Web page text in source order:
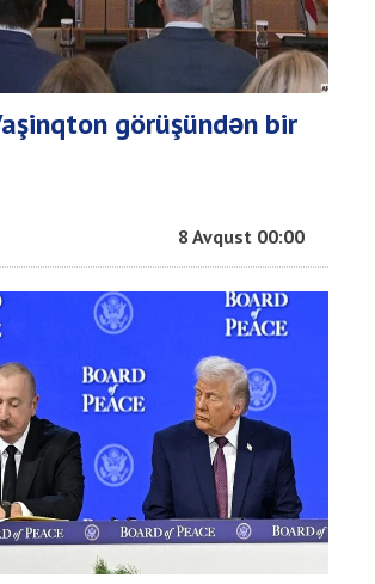
görüşündən bir
8 Avqust 00:00